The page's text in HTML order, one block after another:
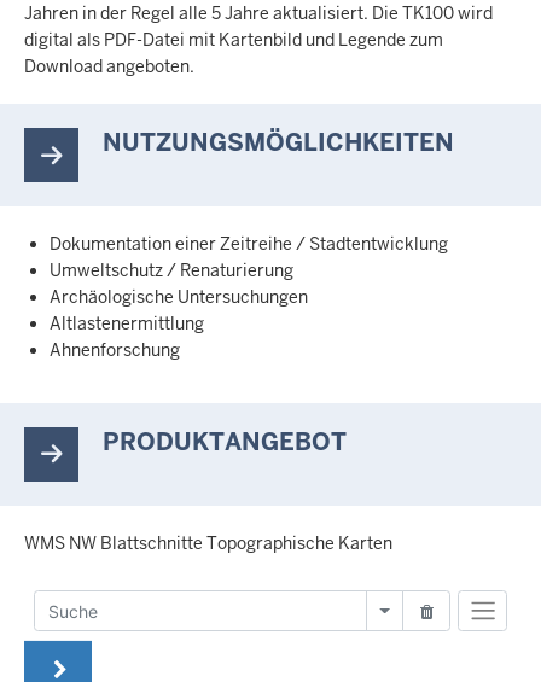
Jahren in der Regel alle 5 Jahre aktualisiert. Die TK100 wird
digital als PDF-Datei mit Kartenbild und Legende zum
Download angeboten.
NUTZUNGSMÖGLICHKEITEN
Dokumentation einer Zeitreihe / Stadtentwicklung
Umweltschutz / Renaturierung
Archäologische Untersuchungen
Altlastenermittlung
Ahnenforschung
PRODUKTANGEBOT
WMS NW Blattschnitte Topographische Karten